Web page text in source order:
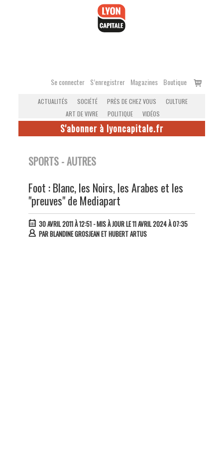
Se connecter S’enregistrer Magazines Boutique
Voir
ACTUALITÉS SOCIÉTÉ PRÈS DE CHEZ VOUS
CULTURE
ART DE VIVRE
POLITIQUE VIDÉOS
S'abonner à lyoncapitale.fr
SPORTS - AUTRES
Foot : Blanc, les Noirs, les Arabes et les
"preuves" de Mediapart
30 AVRIL 2011 À 12:51- MIS À JOUR LE 11 AVRIL 2024 À 07:35
PARBLANDINE GROSJEAN ET HUBERT ARTUS